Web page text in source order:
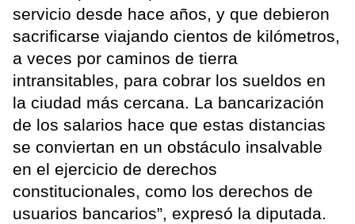
servicio desde hace años, y que debieron
sacrificarse viajando cientos de kilómetros,
a veces por caminos de tierra
intransitables, para cobrar los sueldos en
la ciudad más cercana. La bancarización
de los salarios hace que estas distancias
se conviertan en un obstáculo insalvable
en el ejercicio de derechos
constitucionales, como los derechos de
usuarios bancarios”, expresó la diputada.